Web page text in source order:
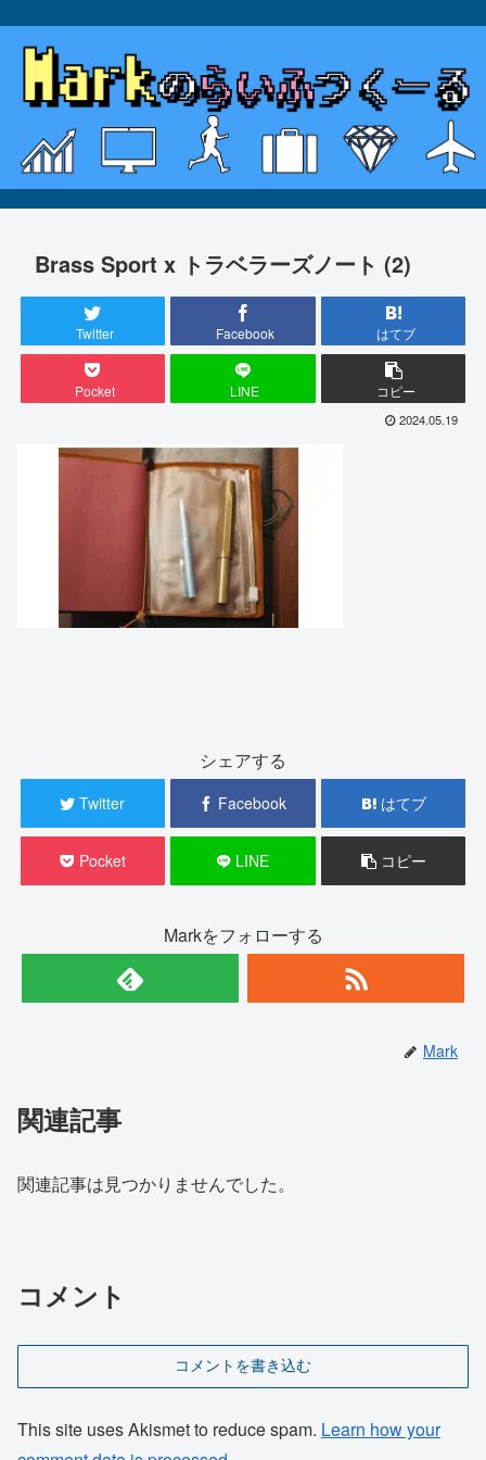
Brass Sport x トラベラーズノート (2)
Twitter Facebook はてブ
Pocket LINE コピー
2024.05.19
シェアする
Twitter Facebook はてブ
Pocket LINE コピー
Markをフォローする
Mark
関連記事
関連記事は見つかりませんでした。
コメント
コメントを書き込む
This site uses Akismet to reduce spam. Learn how your